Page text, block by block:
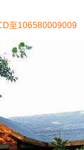
至106580009009